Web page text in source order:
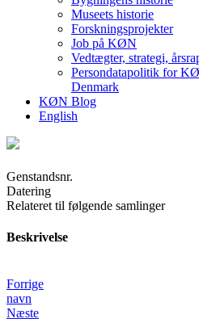
Museets historie
Forskningsprojekter
Job på KØN
Vedtægter, strategi,
Persondatapolitik for
Denmark
KØN Blog
English
Genstandsnr.
Datering
Relateret til følgende samlinger
Beskrivelse
Forrige
navn
Næste